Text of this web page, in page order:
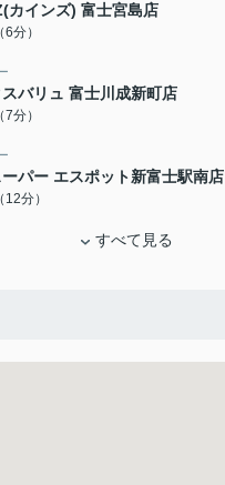
カインズ) 富士宮島店
分）
バリュ 富士川成新町店
分）
パー エスポット新富士駅南店
分）
すべて見る